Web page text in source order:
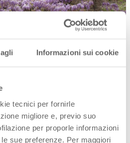
Informazioni sui cookie
tecnici per fornirle
migliore e, previo suo
per proporle informazioni
sue preferenze. Per maggiori